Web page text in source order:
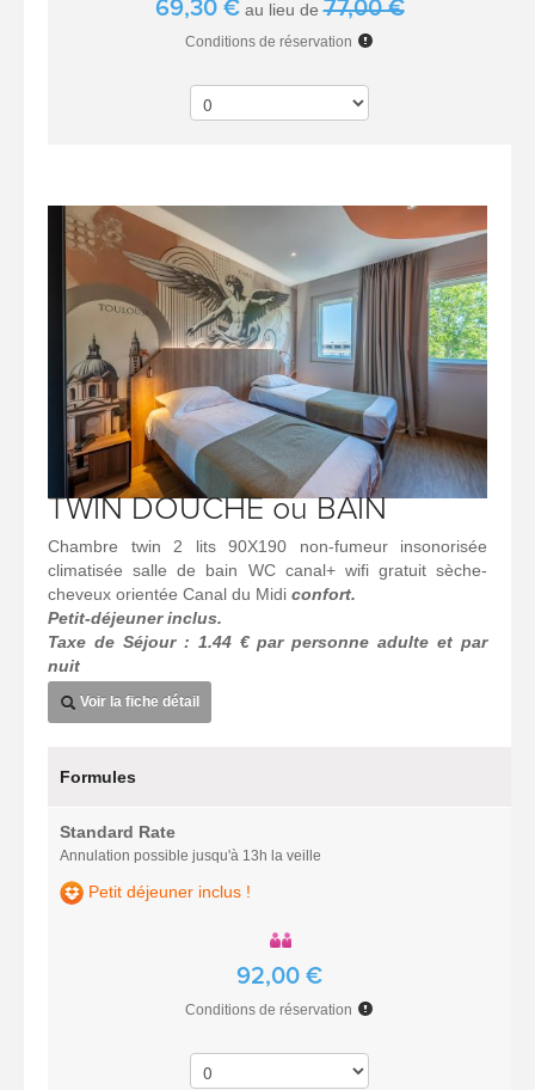
69,30 €au lieu de77,00 €
Conditions de réservation
TWIN DOUCHE ou BAIN
Chambre twin 2 lits 90X190 non-fumeur insonorisée
climatisée salle de bain WC canal+ wifi gratuit sèche-
cheveux orientée Canal du Midi confort.
Petit-déjeuner inclus.
Taxe de Séjour : 1.44 € par personne adulte et par
nuit
Voir la fiche détail
Formules
Standard Rate
Annulation possible jusqu'à 13h la veille
Petit déjeuner inclus !
92,00 €
Conditions de réservation